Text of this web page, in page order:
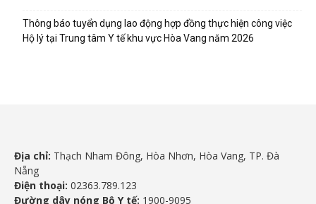
Thông báo tuyển dụng lao động hợp đồng thực hiện công việc
Hộ lý tại Trung tâm Y tế khu vực Hòa Vang năm 2026
Địa chỉ: Thạch Nham Đông, Hòa Nhơn, Hòa Vang, TP. Đà
Nẵng
Điện thoại: 02363.789.123
Đường dây nóng Bộ Y tế: 1900-9095